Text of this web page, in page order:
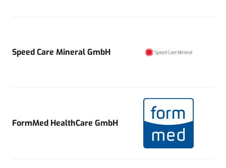
Speed Care Mineral GmbH
FormMed HealthCare GmbH